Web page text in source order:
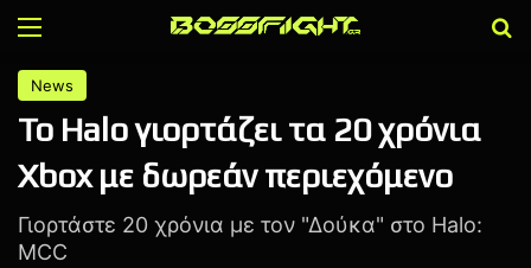
Menu
News
Το Halo γιορτάζει τα 20 χρόνια
Xbox με δωρεάν περιεχόμενο
Γιορτάστε 20 χρόνια με τον "Δούκα" στο Halo:
MCC